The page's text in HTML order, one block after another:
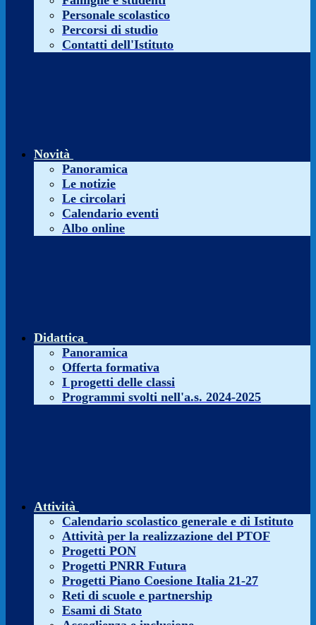
Personale scolastico
Percorsi di studio
Contatti dell'Istituto
Novità
Panoramica
Le notizie
Le circolari
Calendario eventi
Albo online
Didattica
Panoramica
Offerta formativa
I progetti delle classi
Programmi svolti nell'a.s. 2024-2025
Attività
Calendario scolastico generale e di Istituto
Attività per la realizzazione del PTOF
Progetti PON
Progetti PNRR Futura
Progetti Piano Coesione Italia 21-27
Reti di scuole e partnership
Esami di Stato